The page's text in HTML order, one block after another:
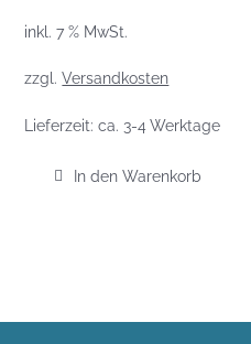
inkl. 7 % MwSt.
zzgl.Versandkosten
Lieferzeit:ca. 3-4 Werktage
In den Warenkorb